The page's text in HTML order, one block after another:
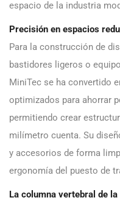
espacio de la industria
Precisión en espacios
Para la construcción de
bastidores ligeros o
MiniTec se ha convertido
optimizados para ahorrar
permitiendo crear
milímetro cuenta. Su
y accesorios de forma
ergonomía del puesto de
La columna vertebral de